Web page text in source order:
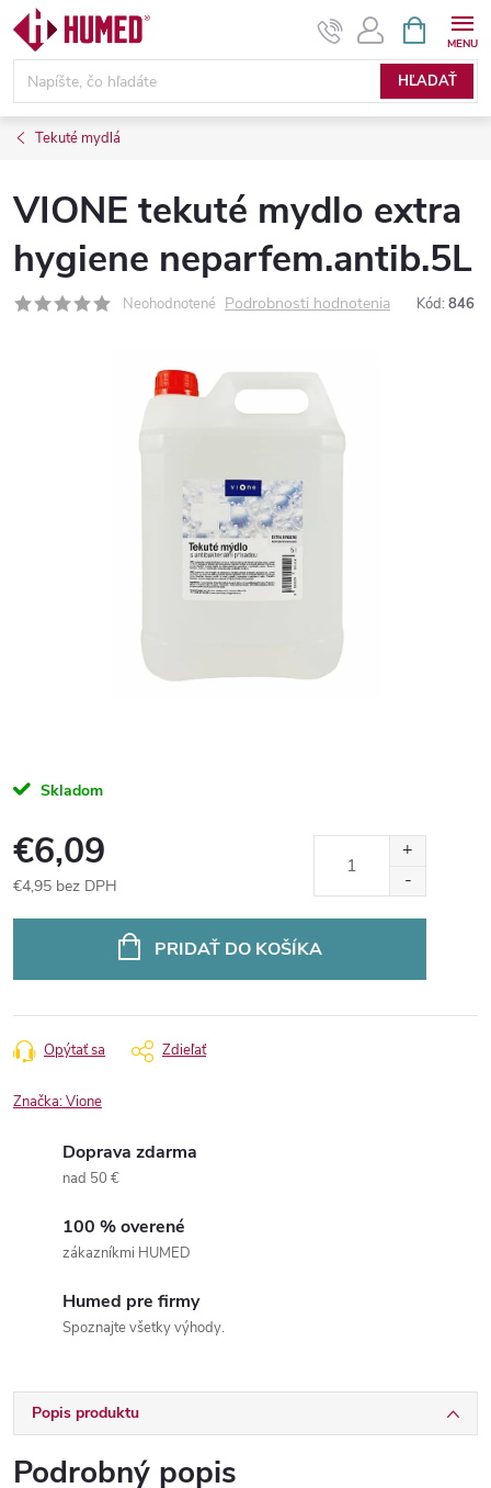
Prejsť
obsah
HĽADAŤ
KOŠÍK
Tekuté mydlá
VIONE tekuté mydlo extra
hygiene neparfem.antib.5L
Neohodnotené Podrobnosti hodnotenia Kód: 846
Skladom
€6,09
€4,95 bez DPH
PRIDAŤ DO KOŠÍKA
Opýtať sa Zdieľať
Značka:Vione
Doprava zdarma
nad 50 €
100 % overené
zákazníkmi HUMED
Humed pre firmy
Spoznajte všetky výhody.
Popis produktu
Podrobný popis